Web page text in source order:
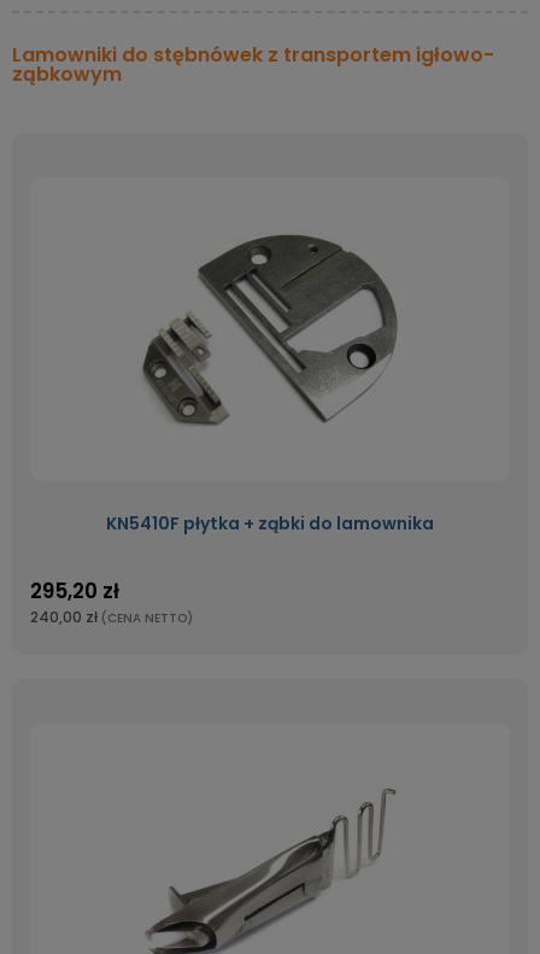
Lamowniki do stębnówek z transportem igłowo-
ząbkowym
KN5410F płytka + ząbki do lamownika
295,20 zł
240,00 zł (CENA NETTO)